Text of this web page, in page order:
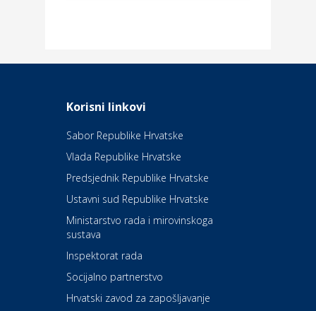
Daruvarske toplice – ljekovita
Kultura i edukacija
Kazalište Kerempuh
Kultura i edukacija
Kazalište ZKM
Auto-moto i tehnika
Korisni linkovi
Sabor Republike Hrvatske
Vlada Republike Hrvatske
Predsjednik Republike Hrvatske
Ustavni sud Republike Hrvatske
Ministarstvo rada i mirovinskoga
sustava
Inspektorat rada
Socijalno partnerstvo
Hrvatski zavod za zapošljavanje